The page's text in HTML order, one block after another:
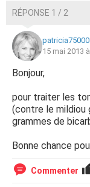
RÉPONSE 1 / 2
patricia75000
15 mai 2013
Bonjour,
pour traiter les
(contre le mildiou
grammes de
Bonne chance
Commenter